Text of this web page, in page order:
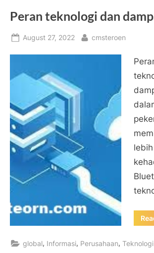
Peran teknologi dan
Posted
August 27, 2022 By
cmsteroen
global, Informasi, Perusahaan, Teknologi